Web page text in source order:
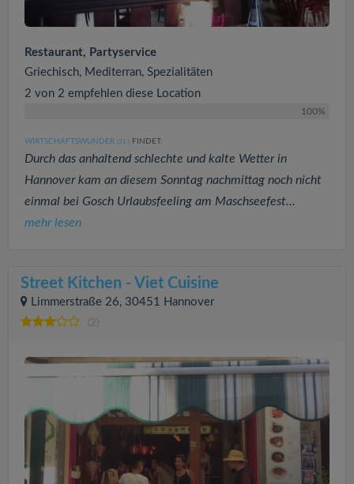
Restaurant, Partyservice
Griechisch, Mediterran, Spezialitäten
2 von 2 empfehlen diese Location
100%
WIRTSCHAFTSWUNDER (31 ) FINDET:
Durch das anhaltend schlechte und kalte Wetter in
Hannover kam an diesem Sonntag nachmittag noch nicht
einmal bei Gosch Urlaubsfeeling am Maschseefest...
mehr lesen
Street Kitchen - Viet Cuisine
Limmerstraße 26, 30451 Hannover
(2)